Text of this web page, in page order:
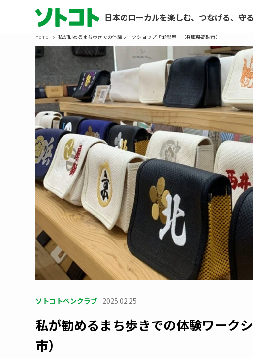
日本のローカルを楽しむ、つなげる、守る
Home 私が勧めるまち歩きでの体験ワークショップ「御影屋」（兵庫県高砂市）
ソトコトペンクラブ 2025.02.25
私が勧めるまち歩きでの体験ワーク
市）